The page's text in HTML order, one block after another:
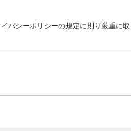
バシーポリシーの規定に則り厳重に